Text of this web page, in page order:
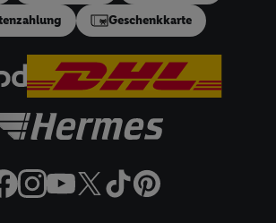
Geschenkkarte
EUID), die wir sodann ähnlich wie
Utiq-Kennung verwenden können,
betriebenen Diensten zu erkennen und
Werbung auszuspielen. Hierzu wird von
anderen oben genannten Partner auch Ihre
umgewandelte E-Mail-Adresse in
verarbeitet.
, die Utiq-Technologie